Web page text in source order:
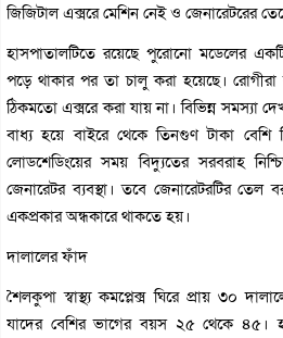
জিজিটাল এক্সরে মেশিন নেই ও জেনারেটরের
হাসপাতালটিতে রয়েছে পুরোনো মডেলের
পড়ে থাকার পর তা চালু করা হয়েছে।
ঠিকমতো এক্সরে করা যায় না। বিভিন্ন সমস্যা
বাধ্য হয়ে বাইরে থেকে তিনগুণ টাকা
লোডশেডিংয়ের সময় বিদ্যুতের সরবরাহ
জেনারেটর ব্যবস্থা। তবে জেনারেটরটির তেল
একপ্রকার অন্ধকারে থাকতে হয়।
দালালের ফাঁদ
শৈলকুপা স্বাস্থ্য কমপ্লেক্স ঘিরে প্রায় ৩০
যাদের বেশির ভাগের বয়স ২৫ থেকে ৪৫।